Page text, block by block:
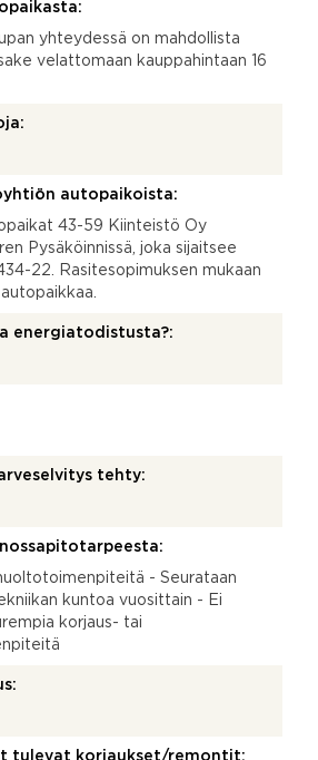
yhteydessä on mahdollista
velattomaan kauppahintaan 16
autopaikoista:
43-59 Kiinteistö Oy
Pysäköinnissä, joka sijaitsee
22. Rasitesopimuksen mukaan
energiatodistusta?:
tehty:
- Seurataan
kuntoa vuosittain - Ei
korjaus- tai
tulevat korjaukset/remontit: